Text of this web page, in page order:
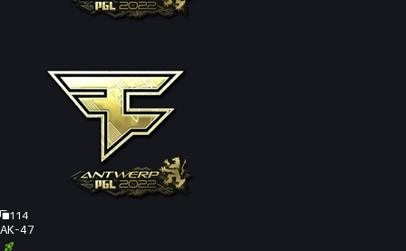
114
AK-47